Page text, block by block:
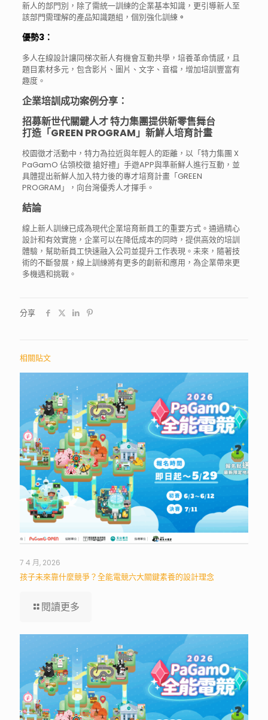
新人的部門別，除了需統一訓練的企業基本知識，更引導新人至
該部門需理解的產品知識題組，個別強化訓練。
優勢3：
多人在線設計讓同梯次新人有機會互動共學，培養革命情感，且
題目素材多元，包含影片、圖片、文字、音檔，增加培訓豐富有
趣度。
企業培訓成功案例分享：
招募新世代關鍵人才 特力集團提供新零售舞台
打造「GREEN PROGRAM」新鮮人培育計畫
校園徵才活動中，特力為拉近與年輕人的距離，以「特力集團 X
PaGamO 佔領校徵 搶好禮」手遊APP與準新鮮人進行互動，並
具體提出新鮮人加入特力後的專才培育計畫「GREEN
PROGRAM」，向台灣優秀人才揮手。
結論
線上新人訓練已成為現代企業培育新員工的重要方式。通過精心
設計和有效實施，企業可以在降低成本的同時，提供高效的培訓
體驗，幫助新員工快速融入公司並提升工作表現。未來，隨著技
術的不斷發展，線上訓練將有更多的創新和應用，為企業帶來更
多機遇和挑戰。
分享
相關貼文
7 4 月, 2026
孩子未來靠什麼競爭？全能電競六大關鍵素養的設計理念
閱讀更多